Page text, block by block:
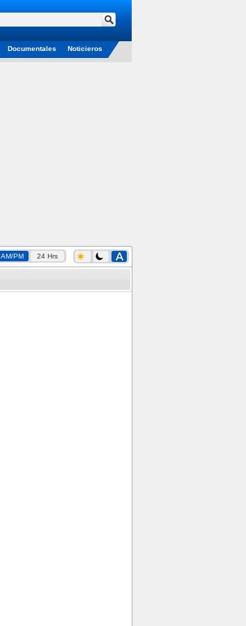
Documentales Noticieros
AM/PM 24 Hrs